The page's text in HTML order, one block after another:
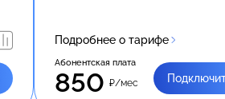
Подробнее о тарифе
Абонентская плата
850 ₽/мес